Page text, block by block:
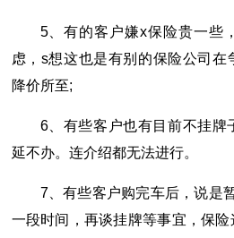
5、有的客户嫌x保险贵一些
虑，s想这也是有别的保险公司在
降价所至;
6、有些客户也有目前不挂牌
延不办。连介绍都无法进行。
7、有些客户购完车后，说是
一段时间，再谈挂牌等事宜，保险